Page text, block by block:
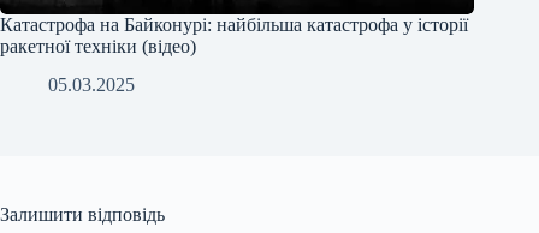
Катастрофа на Байконурі: найбільша катастрофа у історії
ракетної техніки (відео)
05.03.2025
Залишити відповідь